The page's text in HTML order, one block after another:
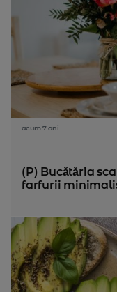
acum 7 ani
(P) Bucătăria
farfurii